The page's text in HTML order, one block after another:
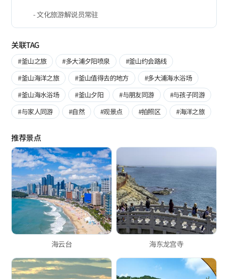
- 文化旅游解说员常驻
关联TAG
#釜山之旅 #多大浦夕阳喷泉
#釜山约会路线
#釜山海洋之旅
#釜山值得去的地方
#多大浦海水浴场
#釜山海水浴场
#釜山夕阳 #与朋友同游
#与孩子同游
#与家人同游
#自然 #观景点 #拍照区 #海洋之旅
推荐景点
海云台 海东龙宫寺